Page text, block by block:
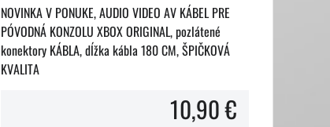
NOVINKA V PONUKE, AUDIO VIDEO AV KÁBEL PRE
PÓVODNÁ KONZOLU XBOX ORIGINAL, pozlátené
konektory KÁBLA, dĺžka kábla 180 CM, ŠPIČKOVÁ
KVALITA
10,90 €